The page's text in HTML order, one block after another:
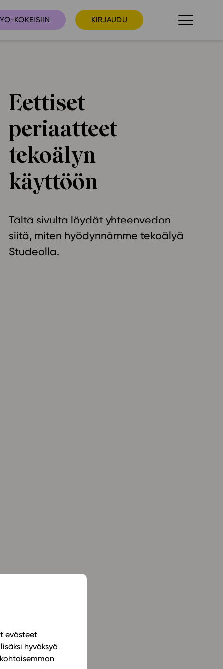
evästeet
hyväksyä
KOKEISIIN KIRJAUDU
Eettiset
periaatteet
tekoälyn
käyttöön
Tältä sivulta löydät yhteenvedon
siitä, miten hyödynnämme tekoälyä
Studeolla.